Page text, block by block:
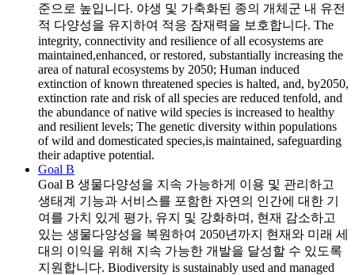
준으로 높입니다. 야생 및 가축화된 종의 개체군 내 유전
적 다양성을 유지하여 적응 잠재력을 보호합니다. The
integrity, connectivity and resilience of all ecosystems are
maintained,enhanced, or restored, substantially increasing the
area of natural ecosystems by 2050; Human induced
extinction of known threatened species is halted, and, by2050,
extinction rate and risk of all species are reduced tenfold, and
the abundance of native wild species is increased to healthy
and resilient levels; The genetic diversity within populations
of wild and domesticated species,is maintained, safeguarding
their adaptive potential.
Goal B
Goal B 생물다양성을 지속 가능하게 이용 및 관리하고
생태계 기능과 서비스를 포함한 자연의 인간에 대한 기
여를 가치 있게 평가, 유지 및 강화하며, 현재 감소하고
있는 생물다양성을 복원하여 2050년까지 현재와 미래 세
대의 이익을 위해 지속 가능한 개발을 달성할 수 있도록
지원합니다. Biodiversity is sustainably used and managed